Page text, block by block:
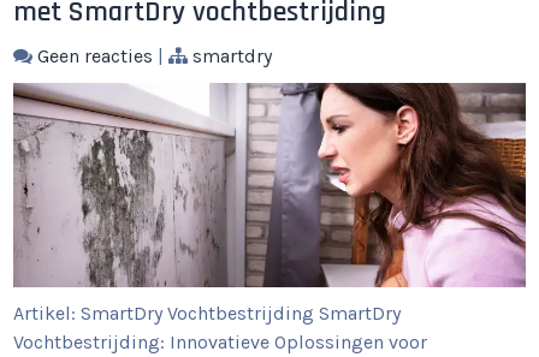
met SmartDry vochtbestrijding
Geen reacties | smartdry
Artikel: SmartDry Vochtbestrijding SmartDry
Vochtbestrijding: Innovatieve Oplossingen voor